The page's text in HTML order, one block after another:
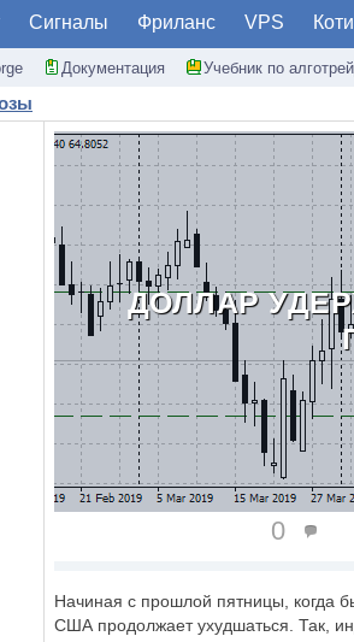
Сигналы Фриланс VPS
Документация Учебник по
ДОЛЛАР
0
Начиная с прошлой пятницы, когда
США продолжает ухудшаться. Так,